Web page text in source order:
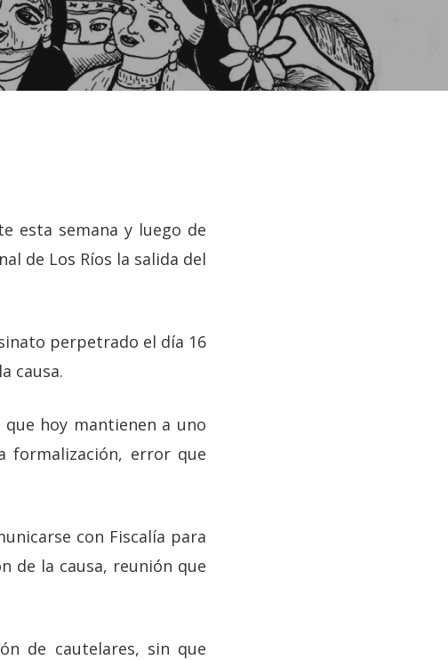
esta semana y luego de
de Los Ríos la salida del
perpetrado el día 16
causa.
hoy mantienen a uno
formalización, error que
con Fiscalía para
de la causa, reunión que
de cautelares, sin que